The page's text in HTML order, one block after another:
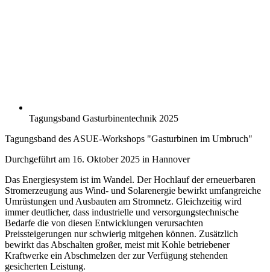
Tagungsband Gasturbinentechnik 2025
Tagungsband des ASUE-Workshops "Gasturbinen im Umbruch"
Durchgeführt am 16. Oktober 2025 in Hannover
Das Energiesystem ist im Wandel. Der Hochlauf der erneuerbaren
Stromerzeugung aus Wind- und Solarenergie bewirkt umfangreiche
Umrüstungen und Ausbauten am Stromnetz. Gleichzeitig wird
immer deutlicher, dass industrielle und versorgungstechnische
Bedarfe die von diesen Entwicklungen verursachten
Preissteigerungen nur schwierig mitgehen können. Zusätzlich
bewirkt das Abschalten großer, meist mit Kohle betriebener
Kraftwerke ein Abschmelzen der zur Verfügung stehenden
gesicherten Leistung.